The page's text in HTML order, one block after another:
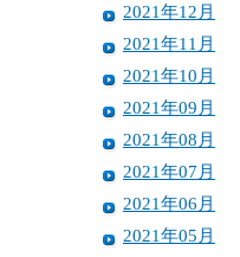
2021年12月
2021年11月
2021年10月
2021年09月
2021年08月
2021年07月
2021年06月
2021年05月